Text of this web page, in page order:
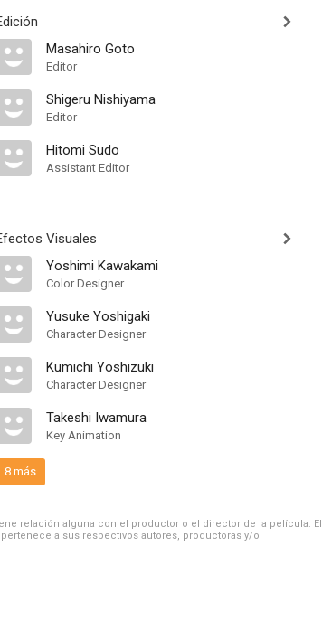
Masahiro Goto
Editor
Shigeru Nishiyama
Editor
Hitomi Sudo
Assistant Editor
Visuales
Yoshimi Kawakami
Color Designer
Yusuke Yoshigaki
Character Designer
Kumichi Yoshizuki
Character Designer
Takeshi Iwamura
Key Animation
8 más
relación alguna con el productor o el director de la película. El
a sus respectivos autores, productoras y/o